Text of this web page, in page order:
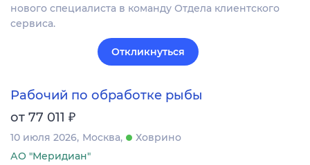
нового специалиста в команду Отдела клиентского
сервиса.
Откликнуться
Рабочий по обработке рыбы
от 77 011 ₽
10 июля 2026 Москва
Ховрино
АО "Меридиан"